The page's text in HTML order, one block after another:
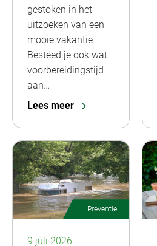
gestoken in het
uitzoeken van een
mooie vakantie.
Besteed je ook wat
voorbereidingstijd
aan…
Lees meer
Preventie
9 juli 2026